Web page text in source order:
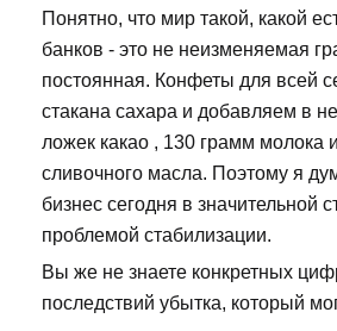
Понятно, что мир такой, какой
банков - это не неизменяемая
постоянная. Конфеты для всей
стакана сахара и добавляем в
ложек какао , 130 грамм молока
сливочного масла. Поэтому я
бизнес сегодня в значительной
проблемой стабилизации.
Вы же не знаете конкретных
последствий убытка, который